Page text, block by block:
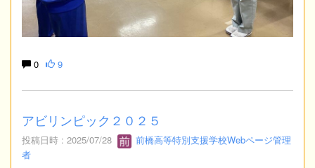
0 9
アビリンピック２０２５
投稿日時 : 2025/07/28
前橋高等特別支援学校Webページ管理
者